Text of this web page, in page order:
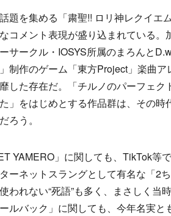
題を集める「粛聖!! ロリ神レクイ
コメント表現が盛り込まれている
サークル・IOSYS所属のまろんと
制作のゲーム「東方Project」楽曲
した存在だ。「チルノのパーフェ
」をはじめとする作品群は、その
ろう。
YAMERO」に関しても、TikTok等
ーネットスラングとして有名な「2
われない“死語”も多く、まさしく当
ルバック」に関しても、今年名実